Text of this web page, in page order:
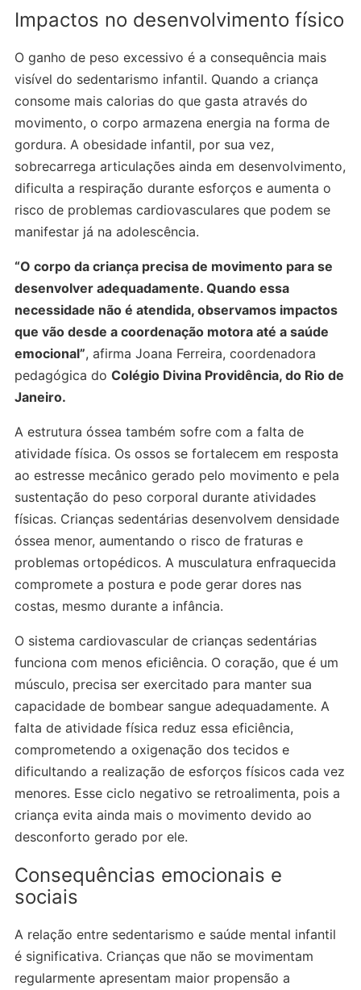
Impactos no desenvolvimento físico
O ganho de peso excessivo é a consequência mais
visível do sedentarismo infantil. Quando a criança
consome mais calorias do que gasta através do
movimento, o corpo armazena energia na forma de
gordura. A obesidade infantil, por sua vez,
sobrecarrega articulações ainda em desenvolvimento,
dificulta a respiração durante esforços e aumenta o
risco de problemas cardiovasculares que podem se
manifestar já na adolescência.
“O corpo da criança precisa de movimento para se
desenvolver adequadamente. Quando essa
necessidade não é atendida, observamos impactos
que vão desde a coordenação motora até a saúde
emocional”, afirma Joana Ferreira, coordenadora
pedagógica do Colégio Divina Providência, do Rio de
Janeiro.
A estrutura óssea também sofre com a falta de
atividade física. Os ossos se fortalecem em resposta
ao estresse mecânico gerado pelo movimento e pela
sustentação do peso corporal durante atividades
físicas. Crianças sedentárias desenvolvem densidade
óssea menor, aumentando o risco de fraturas e
problemas ortopédicos. A musculatura enfraquecida
compromete a postura e pode gerar dores nas
costas, mesmo durante a infância.
O sistema cardiovascular de crianças sedentárias
funciona com menos eficiência. O coração, que é um
músculo, precisa ser exercitado para manter sua
capacidade de bombear sangue adequadamente. A
falta de atividade física reduz essa eficiência,
comprometendo a oxigenação dos tecidos e
dificultando a realização de esforços físicos cada vez
menores. Esse ciclo negativo se retroalimenta, pois a
criança evita ainda mais o movimento devido ao
desconforto gerado por ele.
Consequências emocionais e
sociais
A relação entre sedentarismo e saúde mental infantil
é significativa. Crianças que não se movimentam
regularmente apresentam maior propensão a